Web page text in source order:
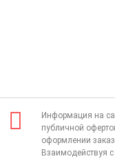
Информация на
публичной
оформлении
Взаимодействуя